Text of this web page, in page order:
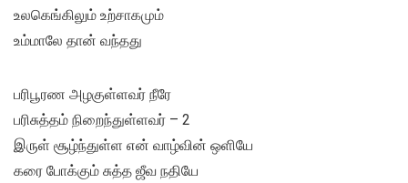
உலகெங்கிலும் உற்சாகமும்
உம்மாலே தான் வந்தது
பரிபூரண அழகுள்ளவர் நீரே
பரிசுத்தம் நிறைந்துள்ளவர் – 2
இருள் சூழ்ந்துள்ள என் வாழ்வின் ஒளியே
கரை போக்கும் சுத்த ஜீவ நதியே